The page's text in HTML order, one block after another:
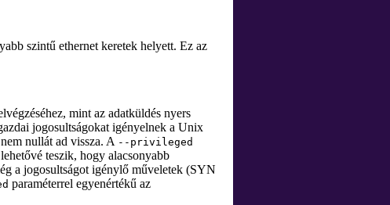
szintű ethernet keretek helyett. Ez az
mint az adatküldés nyers
jogosultságokat igényelnek a Unix
nullát ad vissza. A --privileged
teszik, hogy alacsonyabb
a jogosultságot igénylő műveletek (SYN
paraméterrel egyenértékű az